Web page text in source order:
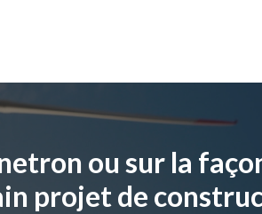
ou sur la
projet de